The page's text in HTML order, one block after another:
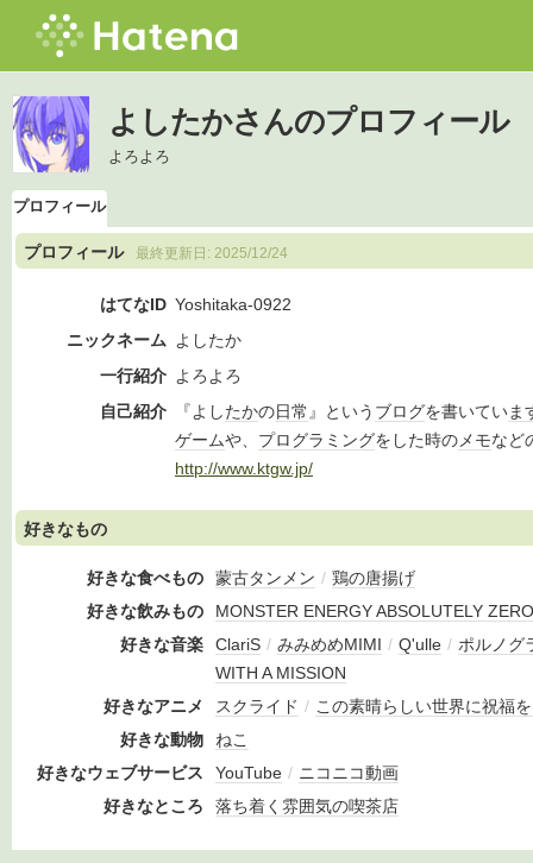
よしたかさんのプロフィール
よろよろ
プロフィール
プロフィール 最終更新日: 2025/12/24
はてなID Yoshitaka-0922
ニックネーム よしたか
一行紹介 よろよろ
自己紹介
『よしたかの日常 』という ブログを書いていま
ゲームや、 プログラミングをした時のメモなど
http://www.ktgw.jp/
好きなもの
好きな食べもの 蒙古タンメン / 鶏の唐揚げ
好きな飲みもの
MONSTER ENERGY ABSOLUTELY ZERO
好きな音楽
ClariS / みみめめMIMI / Q'ulle / ポルノグ
WITH A MISSION
好きなアニメ
スクライド / この素晴らしい世界に祝福
好きな動物
ねこ
好きなウェブサービス
YouTube / ニコニコ動画
好きなところ
落ち着く雰囲気の喫茶店